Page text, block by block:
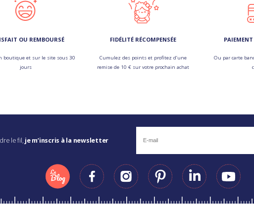
OU REMBOURSÉ
boutique et sur le site sous 30
jours
FIDÉLITÉ RÉCOMPENSÉE
Cumulez des points et profitez d’une
remise de 10 € sur votre prochain achat
Ou par carte
le fil, je m’inscris à la newsletter